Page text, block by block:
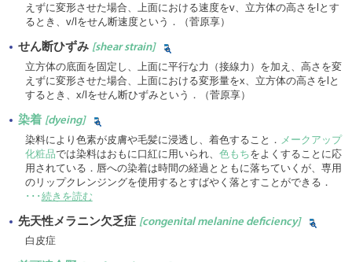
えずに変形させた場合、上面における速度をv、立方体の高さをlとす
るとき、v/lをせん断速度という．（菅原享）
せん断ひずみ [shear strain]
立方体の底面を固定し、上面に平行な力（接線力）を加え、高さを変
えずに変形させた場合、上面における変形量をx、立方体の高さをlと
するとき、x/lをせん断ひずみという．（菅原享）
染着 [dyeing]
染料により色素が皮膚や毛髪に浸透し、着色すること． メークアップ
化粧品では染料はおもに口紅に用いられ、 色もちをよくすることに応
用されている．唇への染着は時間の経過とともに落ちていくが、専用
のリップクレンジングを使用するとすばやく落とすことができる．
･･･ 続きを読む
先天性メラニン欠乏症 [congenital melanine deficiency]
白皮症